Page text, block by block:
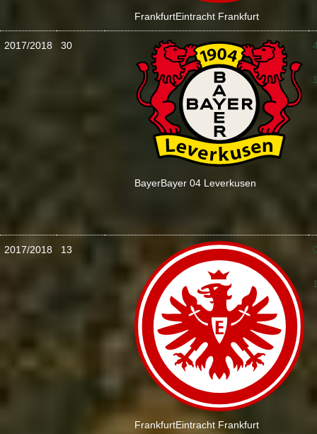
FrankfurtEintracht Frankfurt
2017/2018 30
BayerBayer 04 Leverkusen
:
2017/2018 13
FrankfurtEintracht Frankfurt
: